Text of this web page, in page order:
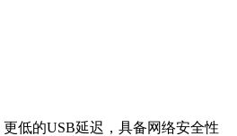
低的USB延迟，具备网络安全性